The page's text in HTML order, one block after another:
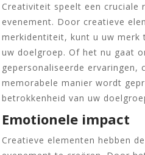
Creativiteit speelt een cruciale
evenement. Door creatieve
merkidentiteit, kunt u uw merk
uw doelgroep. Of het nu gaat
gepersonaliseerde
memorabele manier wordt
betrokkenheid van uw
Emotionele impact
Creatieve elementen hebben